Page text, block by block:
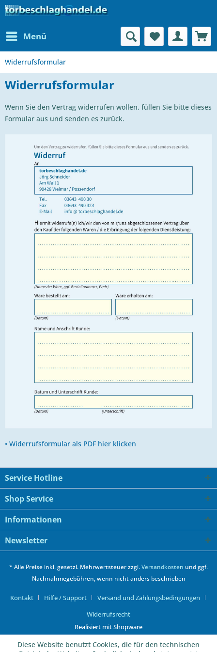
Menü
Widerrufsformular
Widerrufsformular
Wenn Sie den Vertrag widerrufen wollen, füllen Sie bitte dieses
Formular aus und senden es zurück.
• Widerrufsformular als PDF hier klicken
Service Hotline
Shop Service
Informationen
Newsletter
* Alle Preise inkl. gesetzl. Mehrwertsteuer zzgl.Versandkosten und ggf.
Nachnahmegebühren, wenn nicht anders beschrieben
Kontakt Hilfe / Support
Versand und Zahlungsbedingungen
Widerrufsrecht
Realisiert mit Shopware
Diese Website benutzt Cookies, die für den technischen